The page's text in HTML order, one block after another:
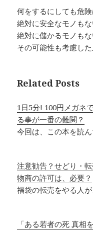
何をするにしても危険
絶対に安全なモノもな
絶対に儲かるモノもな
その可能性も考慮した
Related Posts
1日5分! 100円メガネ
る事が一番の難関？
今回は、この本を読
注意勧告？せどり・
物商の許可は、必要？
福袋の転売をやる人
「ある若者の死 真相